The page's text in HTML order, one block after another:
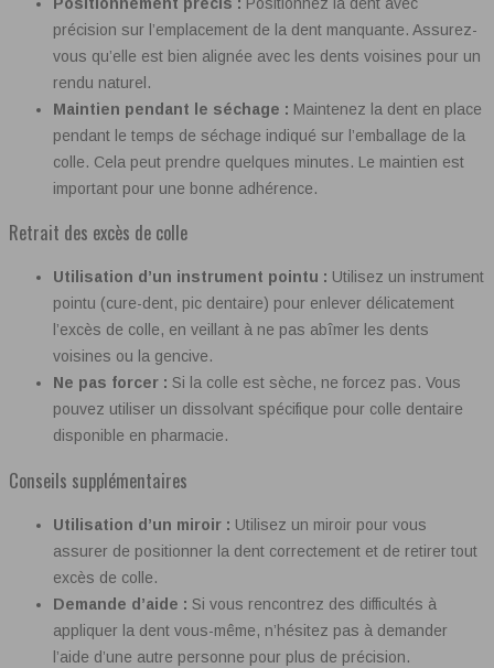
précision sur l’emplacement de la dent manquante. Assurez-
vous qu’elle est bien alignée avec les dents voisines pour un
rendu naturel.
Maintien pendant le séchage : Maintenez la dent en place
pendant le temps de séchage indiqué sur l’emballage de la
colle. Cela peut prendre quelques minutes. Le maintien est
important pour une bonne adhérence.
Retrait des excès de colle
Utilisation d’un instrument pointu : Utilisez un instrument
pointu (cure-dent, pic dentaire) pour enlever délicatement
l’excès de colle, en veillant à ne pas abîmer les dents
voisines ou la gencive.
Ne pas forcer : Si la colle est sèche, ne forcez pas. Vous
pouvez utiliser un dissolvant spécifique pour colle dentaire
disponible en pharmacie.
Conseils supplémentaires
Utilisation d’un miroir : Utilisez un miroir pour vous
assurer de positionner la dent correctement et de retirer tout
excès de colle.
Demande d’aide : Si vous rencontrez des difficultés à
appliquer la dent vous-même, n’hésitez pas à demander
l’aide d’une autre personne pour plus de précision.